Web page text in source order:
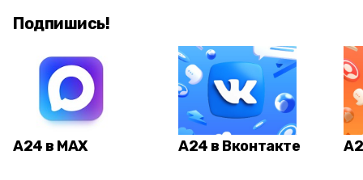
Подпишись!
А24 в MAX А24 в Вконтакте